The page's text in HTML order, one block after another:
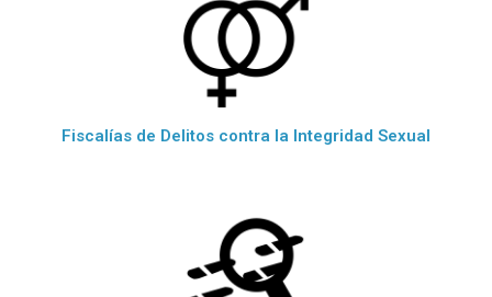
Fiscalías de Delitos contra la Integridad Sexual